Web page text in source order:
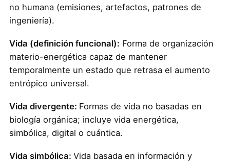
no humana (emisiones, artefactos, patrones de
ingeniería).
Vida (definición funcional): Forma de organización
materio-energética capaz de mantener
temporalmente un estado que retrasa el aumento
entrópico universal.
Vida divergente: Formas de vida no basadas en
biología orgánica; incluye vida energética,
simbólica, digital o cuántica.
Vida simbólica: Vida basada en información y